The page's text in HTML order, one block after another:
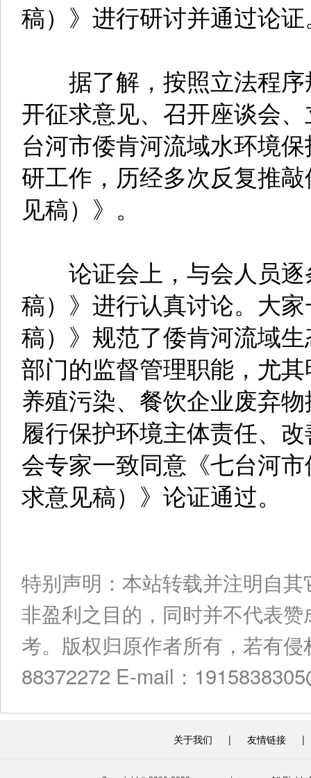
稿）》进行研讨并通过论
据了解，按照立法程序
开征求意见、召开座谈会
台河市倭肯河流域水环境
研工作，历经多次反复推
见稿）》。
论证会上，与会人员逐
稿）》进行认真讨论。大
稿）》规范了倭肯河流域
部门的监督管理职能，尤
养殖污染、餐饮企业废弃
履行保护环境主体责任、
会专家一致同意《七台河
求意见稿）》论证通过。
特别声明：本站转载并注明自
非盈利之目的，同时并不代表
考。版权归原作者所有，若有
88372272 E-mail：
关于我们 | 友情链接 |